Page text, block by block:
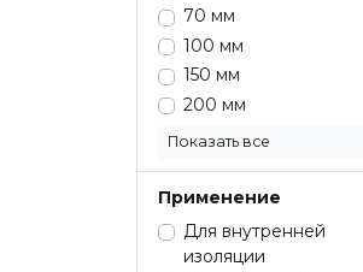
70 мм
100 мм
150 мм
200 мм
Показать все
Применение
Для внутренней
изоляции